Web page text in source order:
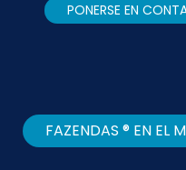
PONERSE EN
FAZENDAS ® EN EL